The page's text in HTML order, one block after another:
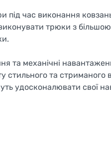
під час виконання
трюки з
та механічні
стильного та стриманого
удосконалювати свої